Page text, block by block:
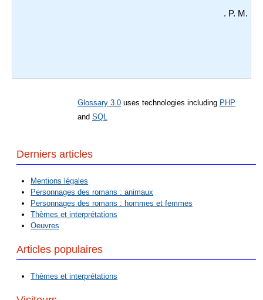
. P. M.
Glossary 3.0 uses technologies including PHP
and SQL
Derniers articles
Mentions légales
Personnages des romans : animaux
Personnages des romans : hommes et femmes
Thèmes et interprétations
Oeuvres
Articles populaires
Thèmes et interprétations